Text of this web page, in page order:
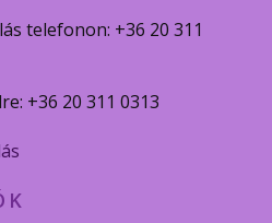
telefonon: +36 20 311
+36 20 311 0313